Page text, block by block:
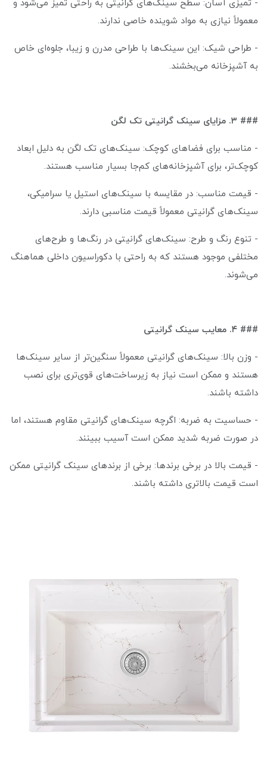
- تمیزی آسان: سطح سینک‌های گرانیتی به راحتی تمیز می‌شود و
معمولاً نیازی به مواد شوینده خاصی ندارند.
- طراحی شیک: این سینک‌ها با طراحی مدرن و زیبا، جلوه‌ای خاص
به آشپزخانه می‌بخشند.
### ۳. مزایای سینک گرانیتی تک لگن
- مناسب برای فضاهای کوچک: سینک‌های تک لگن به دلیل ابعاد
کوچک‌تر، برای آشپزخانه‌های کم‌جا بسیار مناسب هستند.
- قیمت مناسب: در مقایسه با سینک‌های استیل یا سرامیکی،
سینک‌های گرانیتی معمولاً قیمت مناسبی دارند.
- تنوع رنگ و طرح: سینک‌های گرانیتی در رنگ‌ها و طرح‌های
مختلفی موجود هستند که به راحتی با دکوراسیون داخلی هماهنگ
می‌شوند.
### ۴. معایب سینک گرانیتی
- وزن بالا: سینک‌های گرانیتی معمولاً سنگین‌تر از سایر سینک‌ها
هستند و ممکن است نیاز به زیرساخت‌های قوی‌تری برای نصب
داشته باشند.
- حساسیت به ضربه: اگرچه سینک‌های گرانیتی مقاوم هستند، اما
در صورت ضربه شدید ممکن است آسیب ببینند.
- قیمت بالا در برخی برندها: برخی از برندهای سینک گرانیتی ممکن
است قیمت بالاتری داشته باشند.